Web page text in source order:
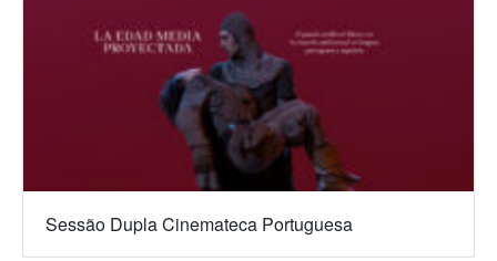
Sessão Dupla Cinemateca Portuguesa